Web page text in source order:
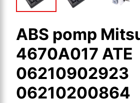
ABS pomp
4670A017 ATE
06210902923
06210200864